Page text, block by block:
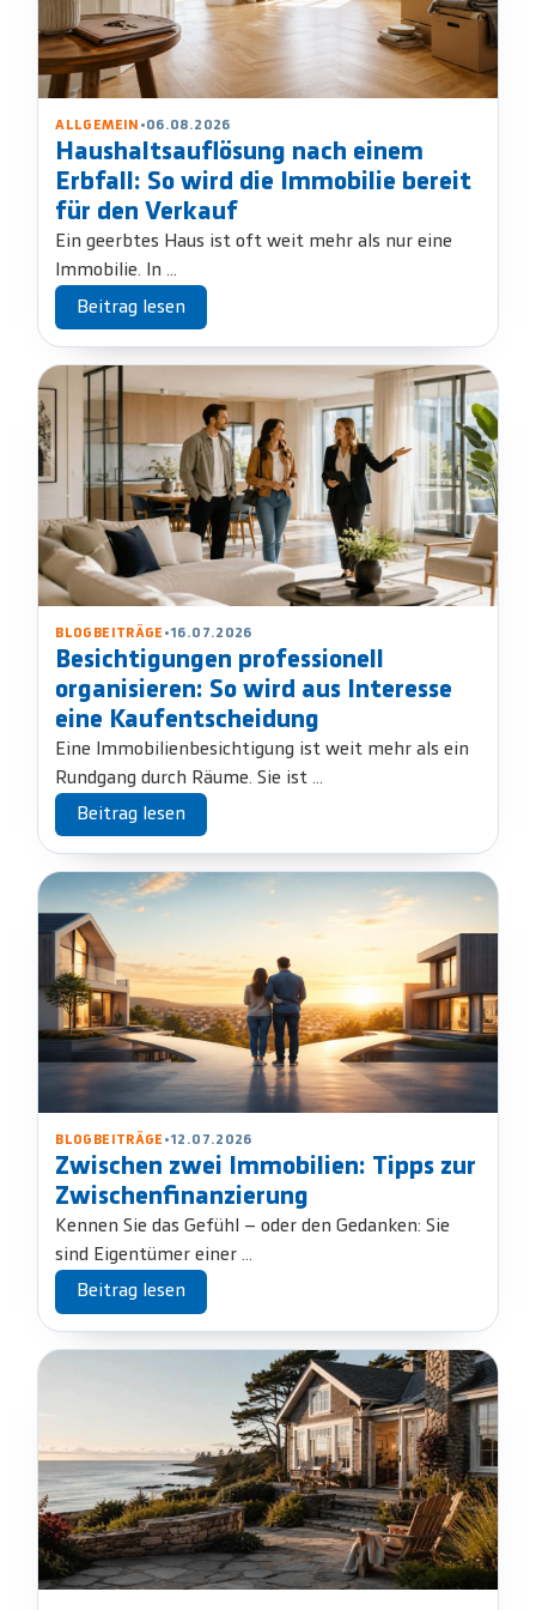
ALLGEMEIN •06.08.2026
Haushaltsauflösung nach einem
Erbfall: So wird die Immobilie bereit
für den Verkauf
Ein geerbtes Haus ist oft weit mehr als nur eine
Immobilie. In ...
Beitrag lesen
BLOGBEITRÄGE •16.07.2026
Besichtigungen professionell
organisieren: So wird aus Interesse
eine Kaufentscheidung
Eine Immobilienbesichtigung ist weit mehr als ein
Rundgang durch Räume. Sie ist ...
Beitrag lesen
BLOGBEITRÄGE •12.07.2026
Zwischen zwei Immobilien: Tipps zur
Zwischenfinanzierung
Kennen Sie das Gefühl – oder den Gedanken: Sie
sind Eigentümer einer ...
Beitrag lesen